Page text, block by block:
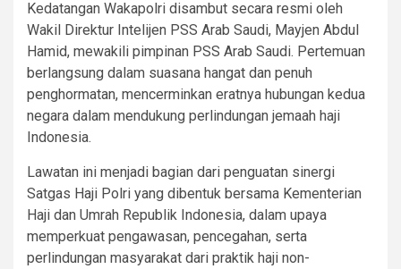
Kedatangan Wakapolri disambut secara resmi oleh
Wakil Direktur Intelijen PSS Arab Saudi, Mayjen Abdul
Hamid, mewakili pimpinan PSS Arab Saudi. Pertemuan
berlangsung dalam suasana hangat dan penuh
penghormatan, mencerminkan eratnya hubungan kedua
negara dalam mendukung perlindungan jemaah haji
Indonesia.
Lawatan ini menjadi bagian dari penguatan sinergi
Satgas Haji Polri yang dibentuk bersama Kementerian
Haji dan Umrah Republik Indonesia, dalam upaya
memperkuat pengawasan, pencegahan, serta
perlindungan masyarakat dari praktik haji non-